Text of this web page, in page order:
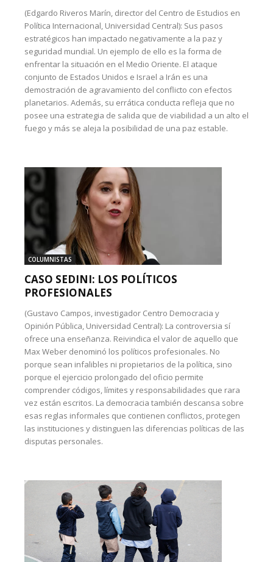
(Edgardo Riveros Marín, director del Centro de Estudios en
Política Internacional, Universidad Central): Sus pasos
estratégicos han impactado negativamente a la paz y
seguridad mundial. Un ejemplo de ello es la forma de
enfrentar la situación en el Medio Oriente. El ataque
conjunto de Estados Unidos e Israel a Irán es una
demostración de agravamiento del conflicto con efectos
planetarios. Además, su errática conducta refleja que no
posee una estrategia de salida que de viabilidad a un alto el
fuego y más se aleja la posibilidad de una paz estable.
COLUMNISTAS
CASO SEDINI: LOS POLÍTICOS
PROFESIONALES
(Gustavo Campos, investigador Centro Democracia y
Opinión Pública, Universidad Central): La controversia sí
ofrece una enseñanza. Reivindica el valor de aquello que
Max Weber denominó los políticos profesionales. No
porque sean infalibles ni propietarios de la política, sino
porque el ejercicio prolongado del oficio permite
comprender códigos, límites y responsabilidades que rara
vez están escritos. La democracia también descansa sobre
esas reglas informales que contienen conflictos, protegen
las instituciones y distinguen las diferencias políticas de las
disputas personales.